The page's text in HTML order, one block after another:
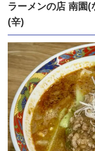
ラーメンの店 南園
(辛)